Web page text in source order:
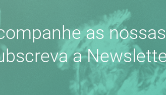
as
a